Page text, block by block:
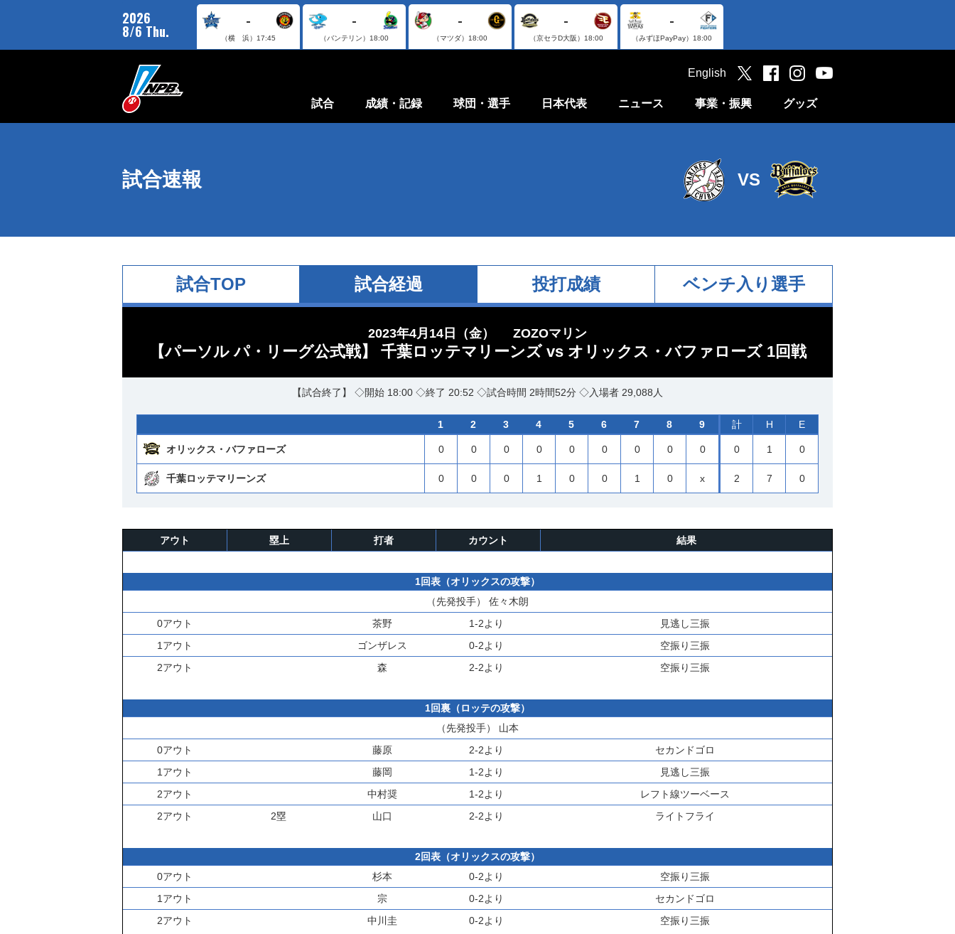
2026
8/6 Thu.
-
（横 浜） 17:45
-
（バンテリン） 18:00
-
（マツダ） 18:00
-
（京セラD大阪） 18:00
-
（みずほPayPay） 18:00
試合 成績・記録 球団・選手 日本代表 ニュース 事業・振興 グッズ
English
試合速報 VS
試合TOP 試合経過 投打成績 ベンチ入り選手
2023年4月14日（金） ZOZOマリン
【パーソル パ・リーグ公式戦】 千葉ロッテマリーンズ vs オリックス・バファローズ 1回戦
【試合終了】 ◇開始 18:00 ◇終了 20:52 ◇試合時間 2時間52分 ◇入場者 29,088人
1 2 3 4 5 6 7 8 9 計 H E
オリックス・バファローズ 0 0 0 0 0 0 0 0 0 0 1 0
千葉ロッテマリーンズ 0 0 0 1 0 0 1 0 x 2 7 0
アウト 塁上 打者 カウント 結果
1回表（オリックスの攻撃）
（先発投手） 佐々木朗
0アウト
茶野 1-2より
見逃し三振
1アウト
ゴンザレス 0-2より
空振り三振
2アウト
森 2-2より 空振り三振
1回裏（ロッテの攻撃）
（先発投手） 山本
0アウト
藤原 2-2より
セカンドゴロ
1アウト
藤岡 1-2より
見逃し三振
2アウト
中村奨 1-2より
レフト線ツーベース
2アウト
2塁 山口 2-2より ライトフライ
2回表（オリックスの攻撃）
0アウト
杉本 0-2より
空振り三振
1アウト
宗 0-2より
セカンドゴロ
2アウト
中川圭 0-2より 空振り三振